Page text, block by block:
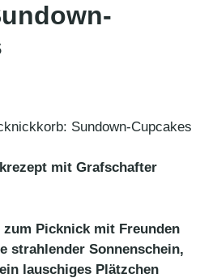
Sundown-Cupcakes
mit Grafschafter
Picknick mit Freunden
strahlender Sonnenschein,
lauschiges Plätzchen